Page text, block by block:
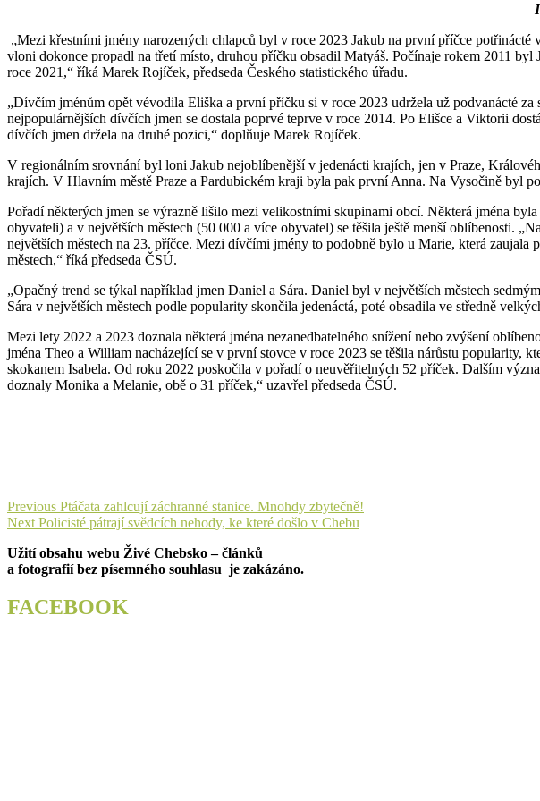
„Mezi křestními jmény narozených chlapců byl v roce 2023 Jakub na první příčce
vloni dokonce propadl na třetí místo, druhou příčku obsadil Matyáš. Počínaje rokem 2011
roce 2021,“ říká Marek Rojíček, předseda Českého statistického úřadu.
„Dívčím jménům opět vévodila Eliška a první příčku si v roce 2023 udržela už podvanácté
nejpopulárnějších dívčích jmen se dostala poprvé teprve v roce 2014. Po Elišce a Viktorii
dívčích jmen držela na druhé pozici,“ doplňuje Marek Rojíček.
V regionálním srovnání byl loni Jakub nejoblíbenější v jedenácti krajích, jen v Praze,
krajích. V Hlavním městě Praze a Pardubickém kraji byla pak první Anna. Na Vysočině byl
Pořadí některých jmen se výrazně lišilo mezi velikostními skupinami obcí. Některá jména
obyvateli) a v největších městech (50 000 a více obyvatel) se těšila ještě menší oblíbenosti.
největších městech na 23. příčce. Mezi dívčími jmény to podobně bylo u Marie, která
městech,“ říká předseda ČSÚ.
„Opačný trend se týkal například jmen Daniel a Sára. Daniel byl v největších městech
Sára v největších městech podle popularity skončila jedenáctá, poté obsadila ve středně
Mezi lety 2022 a 2023 doznala některá jména nezanedbatelného snížení nebo zvýšení
jména Theo a William nacházející se v první stovce v roce 2023 se těšila nárůstu
skokanem Isabela. Od roku 2022 poskočila v pořadí o neuvěřitelných 52 příček. Dalším
doznaly Monika a Melanie, obě o 31 příček,“ uzavřel předseda ČSÚ.
Navigace
pro
příspěvek
Previous Previous
post:
Ptáčata zahlcují záchranné stanice. Mnohdy zbytečně!
Next Next
Policisté pátrají svědcích nehody, ke které došlo v Chebu
Užití obsahu webu Živé Chebsko – článků
a fotografií bez písemného souhlasu je zakázáno.
FACEBOOK